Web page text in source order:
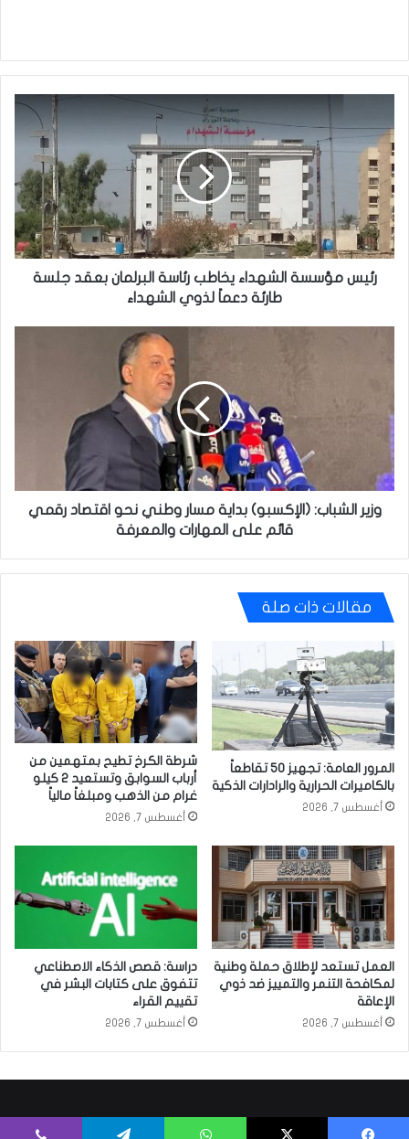
الشهداء
يخاطب
رئاسة
البرلمان
بعقد
جلسة
طارئة
دعماًرئيس مؤسسة الشهداء يخاطب رئاسة البرلمان بعقد جلسة
طارئة دعماً لذوي الشهداء
مسار
وطني
نحو
اقتصاد
رقمي
قائموزير الشباب: (الإكسبو) بداية مسار وطني نحو اقتصاد رقمي
قائم على المهارات والمعرفة
مقالات ذات صلة
المرور العامة: تجهيز 50 تقاطعاً
بالكاميرات الحرارية والرادارات الذكية
أغسطس 7, 2026
شرطة الكرخ تطيح بمتهمين من
أرباب السوابق وتستعيد 2 كيلو
غرام من الذهب ومبلغاً مالياً
أغسطس 7, 2026
العمل تستعد لإطلاق حملة وطنية
لمكافحة التنمر والتمييز ضد ذوي
الإعاقة
أغسطس 7, 2026
دراسة: قصص الذكاء الاصطناعي
تتفوق على كتابات البشر في
تقييم القراء
أغسطس 7, 2026